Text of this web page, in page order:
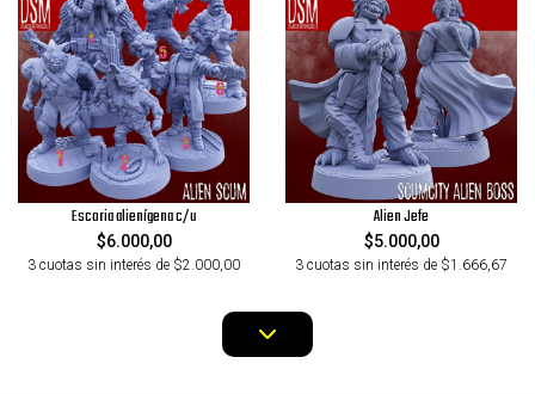
Escoria alienígena c/u
$6.000,00
3 cuotas sin interés de $2.000,00
Alien Jefe
$5.000,00
3 cuotas sin interés de $1.666,67